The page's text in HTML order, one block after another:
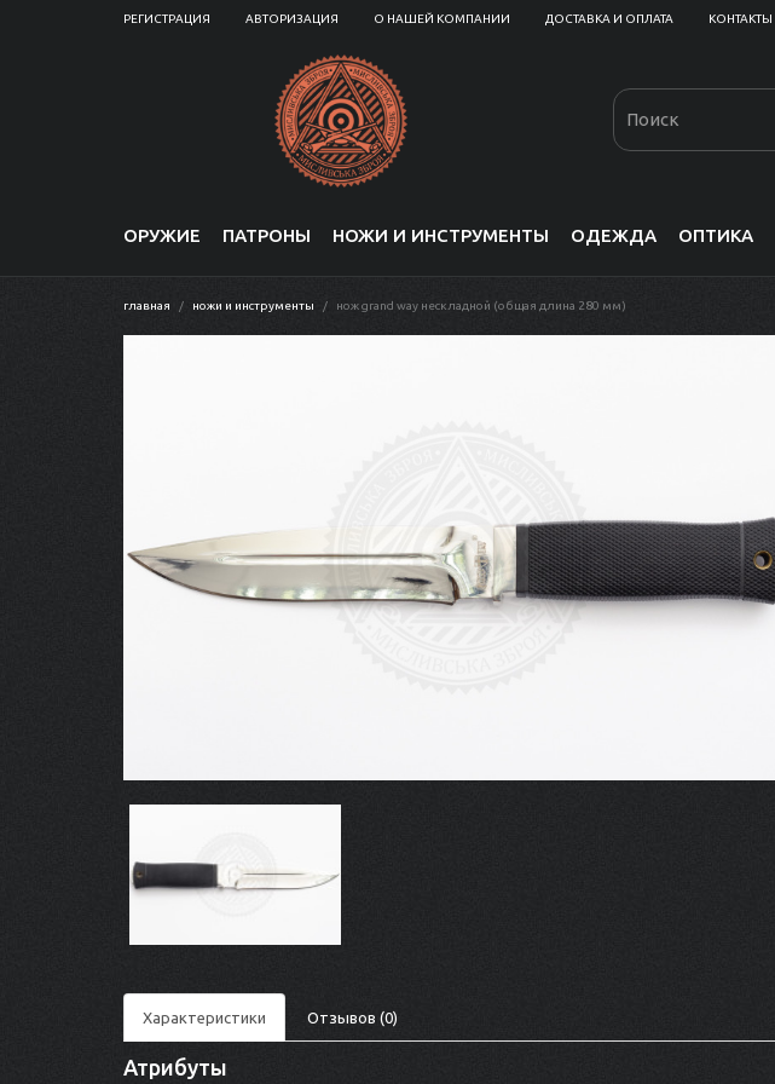
РЕГИСТРАЦИЯ АВТОРИЗАЦИЯ О НАШЕЙ КОМПАНИИ ДОСТАВКА И ОПЛАТА КОНТАКТЫ
ОРУЖИЕ ПАТРОНЫ НОЖИ И ИНСТРУМЕНТЫ ОДЕЖДА ОПТИКА
главная ножи и инструменты нож grand way нескладной (общая длина 280 мм)
Характеристики Отзывов (0)
Атрибуты